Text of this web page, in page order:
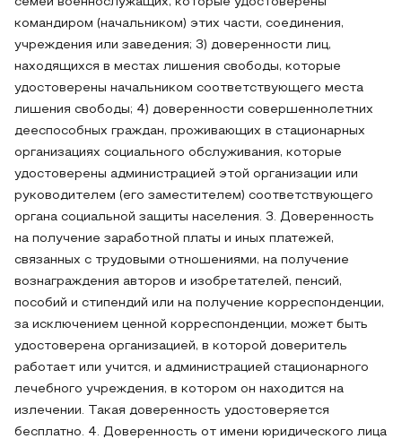
командиром (начальником) этих части, соединения,
учреждения или заведения; 3) доверенности лиц,
находящихся в местах лишения свободы, которые
удостоверены начальником соответствующего места
лишения свободы; 4) доверенности совершеннолетних
дееспособных граждан, проживающих в стационарных
организациях социального обслуживания, которые
удостоверены администрацией этой организации или
руководителем (его заместителем) соответствующего
органа социальной защиты населения. 3. Доверенность
на получение заработной платы и иных платежей,
связанных с трудовыми отношениями, на получение
вознаграждения авторов и изобретателей, пенсий,
пособий и стипендий или на получение корреспонденции,
за исключением ценной корреспонденции, может быть
удостоверена организацией, в которой доверитель
работает или учится, и администрацией стационарного
лечебного учреждения, в котором он находится на
излечении. Такая доверенность удостоверяется
бесплатно. 4. Доверенность от имени юридического лица